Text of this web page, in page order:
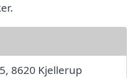
8620 Kjellerup